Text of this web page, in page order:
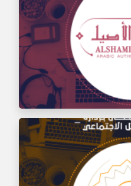
لتذوق مطعم الشام